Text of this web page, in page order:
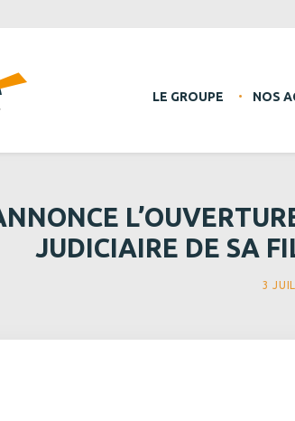
LE GROUPE NOS
JUDICIAIRE DE SA
3